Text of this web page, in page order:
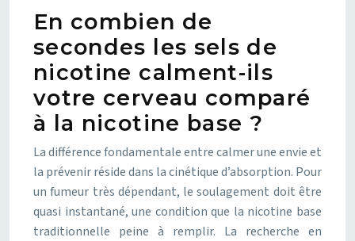
En combien de
secondes les sels de
nicotine calment-ils
votre cerveau comparé
à la nicotine base ?
La différence fondamentale entre calmer une envie et
la prévenir réside dans la cinétique d’absorption. Pour
un fumeur très dépendant, le soulagement doit être
quasi instantané, une condition que la nicotine base
traditionnelle peine à remplir. La recherche en